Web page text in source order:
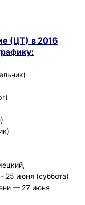
(ЦТ) в 2016
25 июня (суббота)
— 27 июня